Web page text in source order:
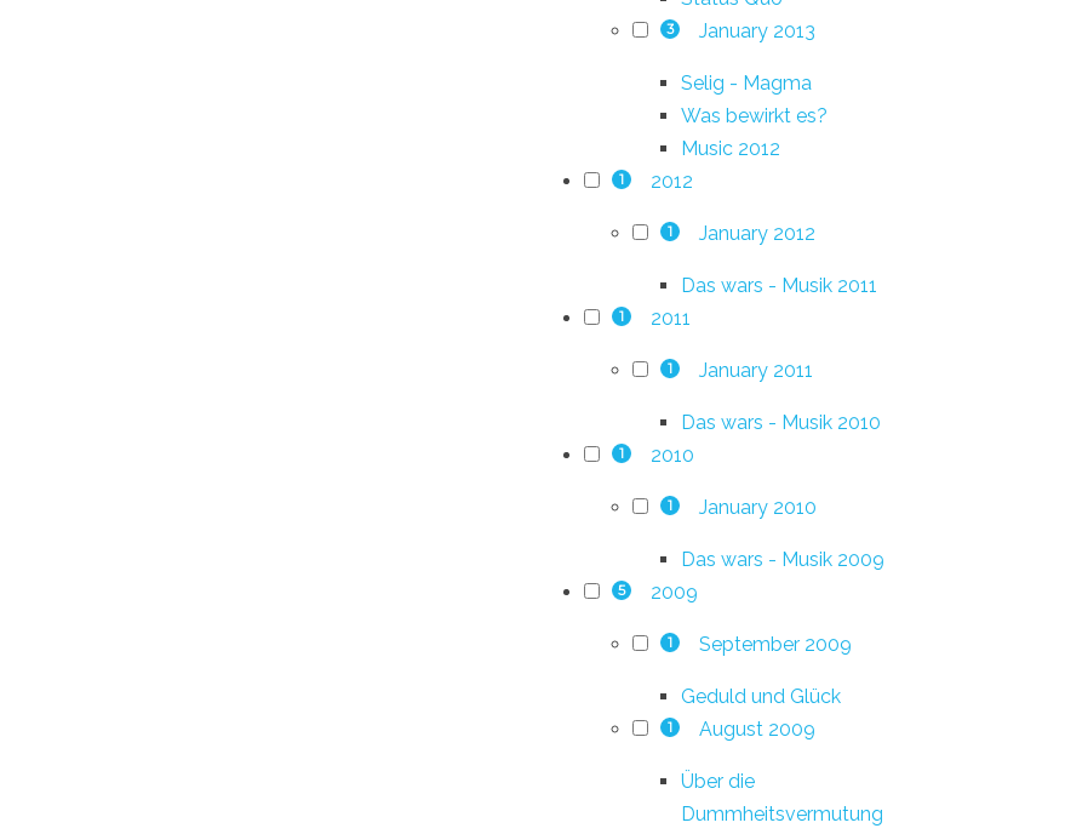
3 January 2013
Selig - Magma
Was bewirkt es?
Music 2012
1 2012
1 January 2012
Das wars - Musik 2011
1 2011
1 January 2011
Das wars - Musik 2010
1 2010
1 January 2010
Das wars - Musik 2009
5 2009
1 September 2009
Geduld und Glück
1 August 2009
Über die
Dummheitsvermutung